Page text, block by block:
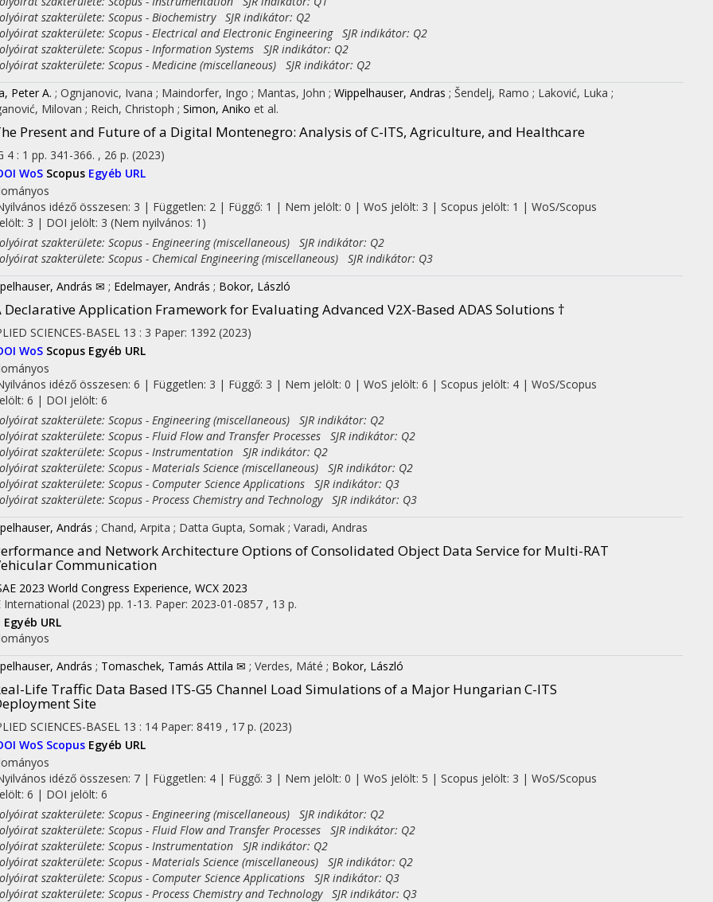
szakterülete: Scopus - Biochemistry SJR indikátor: Q2
szakterülete: Scopus - Electrical and Electronic Engineering SJR indikátor: Q2
szakterülete: Scopus - Information Systems SJR indikátor: Q2
szakterülete: Scopus - Medicine (miscellaneous) SJR indikátor: Q2
Peter A. ; Ognjanovic, Ivana ; Maindorfer, Ingo ; Mantas, John ; Wippelhauser, Andras ; Šendelj, Ramo ; Laković, Luka ;
Milovan ; Reich, Christoph ; Simon, Aniko et al.
Present and Future of a Digital Montenegro: Analysis of C-ITS, Agriculture, and Healthcare
4 : 1 pp. 341-366. , 26 p. (2023)
WoS Scopus Egyéb URL
idéző összesen: 3 | Független: 2 | Függő: 1 | Nem jelölt: 0 | WoS jelölt: 3 | Scopus jelölt: 1 | WoS/Scopus
3 | DOI jelölt: 3 (Nem nyilvános: 1)
szakterülete: Scopus - Engineering (miscellaneous) SJR indikátor: Q2
szakterülete: Scopus - Chemical Engineering (miscellaneous) SJR indikátor: Q3
András ✉ ; Edelmayer, András ; Bokor, László
Declarative Application Framework for Evaluating Advanced V2X-Based ADAS Solutions †
SCIENCES-BASEL 13 : 3 Paper: 1392 (2023)
WoS Scopus Egyéb URL
idéző összesen: 6 | Független: 3 | Függő: 3 | Nem jelölt: 0 | WoS jelölt: 6 | Scopus jelölt: 4 | WoS/Scopus
6 | DOI jelölt: 6
szakterülete: Scopus - Engineering (miscellaneous) SJR indikátor: Q2
szakterülete: Scopus - Fluid Flow and Transfer Processes SJR indikátor: Q2
szakterülete: Scopus - Instrumentation SJR indikátor: Q2
szakterülete: Scopus - Materials Science (miscellaneous) SJR indikátor: Q2
szakterülete: Scopus - Computer Science Applications SJR indikátor: Q3
szakterülete: Scopus - Process Chemistry and Technology SJR indikátor: Q3
András ; Chand, Arpita ; Datta Gupta, Somak ; Varadi, Andras
and Network Architecture Options of Consolidated Object Data Service for Multi-RAT
Communication
2023 World Congress Experience, WCX 2023
International (2023) pp. 1-13. Paper: 2023-01-0857 , 13 p.
Egyéb URL
András ; Tomaschek, Tamás Attila ✉ ; Verdes, Máté ; Bokor, László
Life Traffic Data Based ITS-G5 Channel Load Simulations of a Major Hungarian C-ITS
Site
SCIENCES-BASEL 13 : 14 Paper: 8419 , 17 p. (2023)
WoS Scopus Egyéb URL
idéző összesen: 7| Független: 4 | Függő: 3 | Nem jelölt: 0 | WoS jelölt: 5 | Scopus jelölt: 3 | WoS/Scopus
6 | DOI jelölt: 6
szakterülete: Scopus - Engineering (miscellaneous) SJR indikátor: Q2
szakterülete: Scopus - Fluid Flow and Transfer Processes SJR indikátor: Q2
szakterülete: Scopus - Instrumentation SJR indikátor: Q2
szakterülete: Scopus - Materials Science (miscellaneous) SJR indikátor: Q2
szakterülete: Scopus - Computer Science Applications SJR indikátor: Q3
szakterülete: Scopus - Process Chemistry and Technology SJR indikátor: Q3